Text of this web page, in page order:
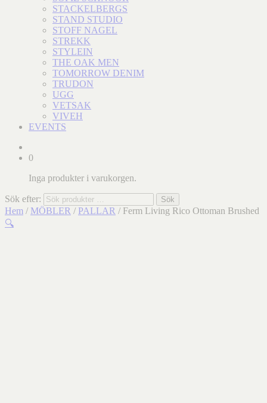
STACKELBERGS
STAND STUDIO
STOFF NAGEL
STREKK
STYLEIN
THE OAK MEN
TOMORROW DENIM
TRUDON
UGG
VETSAK
VIVEH
EVENTS
0
Inga produkter i varukorgen.
Sök efter: Sök
Hem / MÖBLER / PALLAR / Ferm Living Rico Ottoman Brushed
🔍